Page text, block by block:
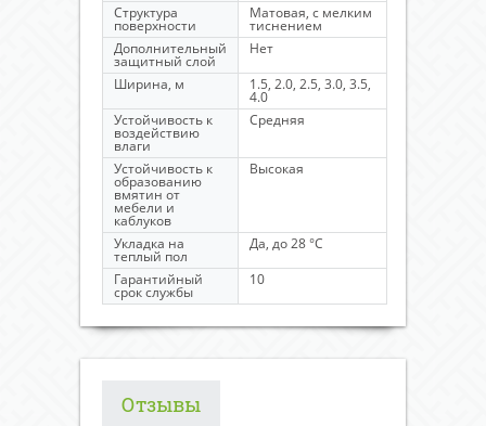
Структура
поверхности
Матовая, с мелким
тиснением
Дополнительный
защитный слой
Нет
Ширина, м
1.5, 2.0, 2.5, 3.0, 3.5,
4.0
Устойчивость к
воздействию
влаги
Средняя
Устойчивость к
образованию
вмятин от
мебели и
каблуков
Высокая
Укладка на
теплый пол
Да, до 28 °C
Гарантийный
срок службы
10
Отзывы